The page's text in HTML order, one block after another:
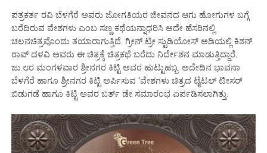
ಪತ್ರಕರ್ತ ರವಿ ಬೆಳಗೆರೆ ಅವರು ಜೋಗತಿಯರ ಜೀವನದ ಆಗು ಹೋಗುಗಳ ಬಗ್ಗೆ
ಬರೆದಿರುವ ವೇಶಗಳು ಎಂಬ ಸಣ್ಣ ಕಥೆಯನ್ನಾಧರಿಸಿ ಅದೇ ಹೆಸರಿನಲ್ಲಿ
ಚಲನಚಿತ್ರವೊಂದು ತಯಾರಾಗುತ್ತಿದೆ. ಗ್ರೀನ್ ಟ್ರೀ ಸ್ಟುಡಿಯೋಸ್ ಅಡಿಯಲ್ಲಿ ಕಿಶನ್
ರಾವ್ ದಳವಿ ಅವರು ಈ ಚಿತ್ರಕ್ಕೆ ಚಿತ್ರಕಥೆ ಬರೆದು ನಿರ್ದೇಶನ ಮಾಡುತ್ತಿದ್ದಾರೆ.
ಜು.೮ರ ಮಂಗಳವಾರ ಶ್ರೀನಗರ ಕಿಟ್ಟಿ ಅವರ ಹುಟ್ಟುಹಬ್ಬ. ಅದೇದಿನ‌ ಭಾವನಾ
ಬೆಳಗೆರೆ ಹಾಗೂ ಶ್ರೀನಗರ ಕಿಟ್ಟಿ ಅರ್ಪಿಸುವ ‘ವೇಶಗಳು ಚಿತ್ರದ ಟೈಟಲ್ ಟೀಸರ್
ಬಿಡುಗಡೆ ಹಾಗೂ ಕಿಟ್ಟಿ ಅವರ ಬರ್ತ್ ಡೇ ಸಮಾರಂಭ ಏರ್ಪಡಿಸಲಾಗಿತ್ತು.